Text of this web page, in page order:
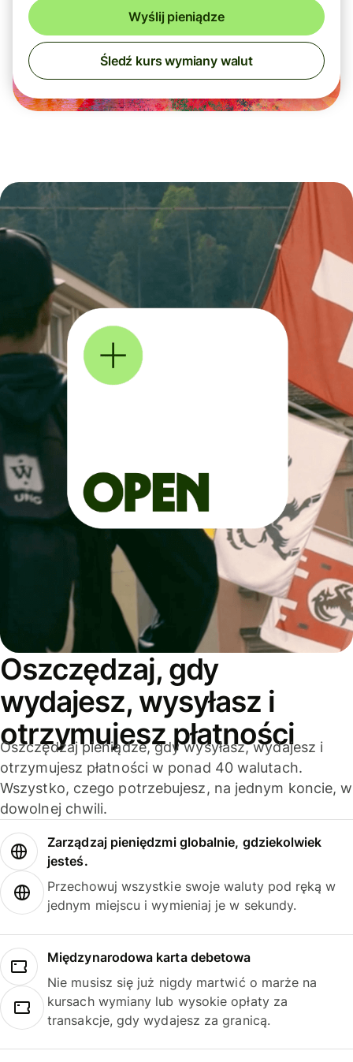
Wyślij pieniądze
Śledź kurs wymiany walut
Oszczędzaj, gdy
wydajesz, wysyłasz i
otrzymujesz płatności
Oszczędzaj pieniądze, gdy wysyłasz, wydajesz i
otrzymujesz płatności w ponad 40 walutach.
Wszystko, czego potrzebujesz, na jednym koncie, w
dowolnej chwili.
Zarządzaj pieniędzmi globalnie, gdziekolwiek
jesteś.
Przechowuj wszystkie swoje waluty pod ręką w
jednym miejscu i wymieniaj je w sekundy.
Międzynarodowa karta debetowa
Nie musisz się już nigdy martwić o marże na
kursach wymiany lub wysokie opłaty za
transakcje, gdy wydajesz za granicą.